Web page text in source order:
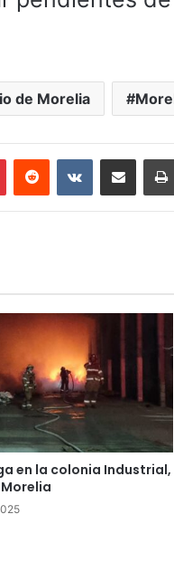
de Morelia
PinterestReddit VKontakteCompartir por correo
en la colonia Industrial,